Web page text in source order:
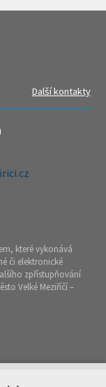
Další kontakty
které vykonává
či elektronické
zpřístupňování
Velké Meziříčí –